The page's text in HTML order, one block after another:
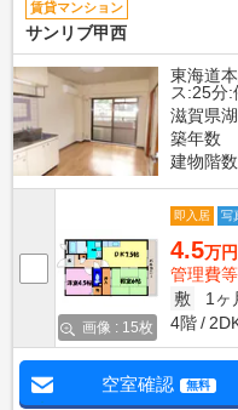
賃貸マンション
サンリブ甲西
東海道
ス:25分
滋賀県
築年数
建物階数
画像 : 15枚
即入居 写
4.5万円
管理費
敷
1ヶ
4階
空室確認 無料